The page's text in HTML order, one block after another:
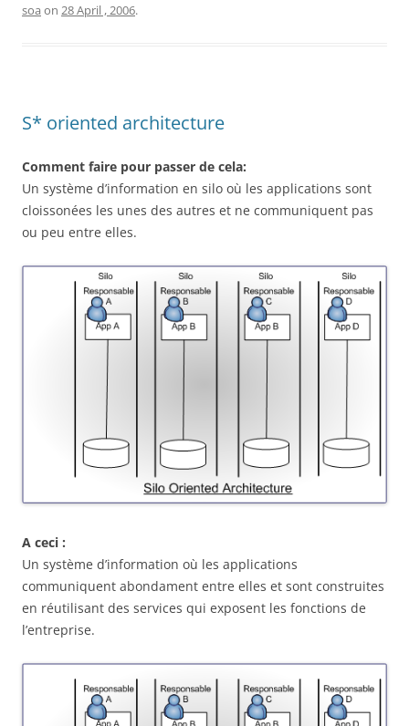
soa on 28 April , 2006.
S* oriented architecture
Comment faire pour passer de cela:
Un système d’information en silo où les applications sont
cloissonées les unes des autres et ne communiquent pas
ou peu entre elles.
A ceci :
Un système d’information où les applications
communiquent abondament entre elles et sont construites
en réutilisant des services qui exposent les fonctions de
l’entreprise.